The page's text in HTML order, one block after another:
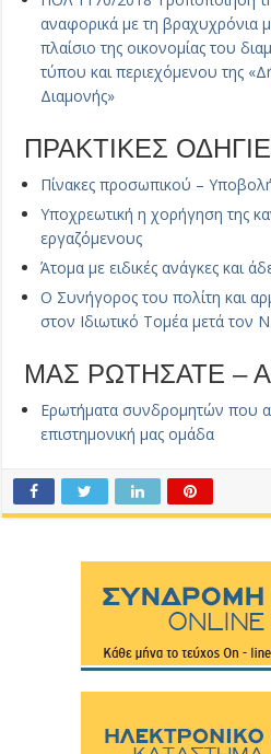
αναφορικά με τη βραχυχρόνια
πλαίσιο της οικονομίας του
τύπου και περιεχόμενου της
Διαμονής»
ΠΡΑΚΤΙΚΕΣ
Πίνακες προσωπικού –
Υποχρεωτική η χορήγηση της
εργαζόμενους
Άτομα με ειδικές ανάγκες και
Ο Συνήγορος του πολίτη και
στον Ιδιωτικό Τομέα μετά τον
ΜΑΣ ΡΩΤΗΣΑΤΕ –
Ερωτήματα συνδρομητών που
επιστημονική μας ομάδα